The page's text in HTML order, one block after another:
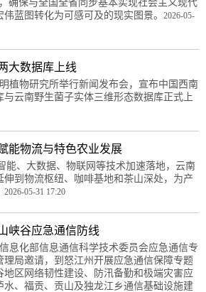
确保与全国全省同步基本实现社会主义现代
蓝图转化为可感可及的现实图景。 2026-05-
大数据库上线
植物研究所举行新闻发布会，宣布中国西南
云南野生菌子实体三维形态数据库正式上
能物流与特色农业发展
能、大数据、物联网等技术加速落地，云南
到物流枢纽、咖啡基地和茶山深处，为产
2026-05-31 17:20
峡谷应急通信防线
息化部信息通信科学技术委员会应急通信专
理局邀请，到怒江州开展应急通信保障专题
地区网络韧性建设、防汛备勤和极端灾害应
水、福贡、贡山及独龙江乡通信基础设施建